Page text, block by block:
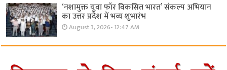
‘नशामुक्त युवा फॉर विकसित भारत’ संकल्प अभियान
का उत्तर प्रदेश में भव्य शुभारंभ
August 3, 2026- 12:47 AM